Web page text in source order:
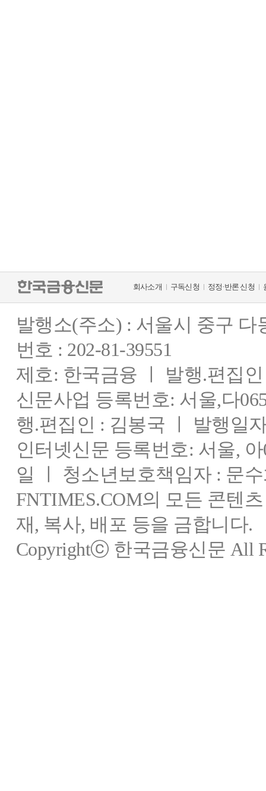
회사소개 구독신청 정정·반론 신청
발행소(주소) : 서울시 중구
번호 : 202-81-39551
제호: 한국금융 ㅣ 발행.편집
신문사업 등록번호: 서울,다
행.편집인 : 김봉국 ㅣ 발행일
인터넷신문 등록번호: 서울,
일 ㅣ 청소년보호책임자 : 문
FNTIMES.COM의 모든 콘텐
재, 복사, 배포 등을 금합니다.
Copyrightⓒ 한국금융신문 All